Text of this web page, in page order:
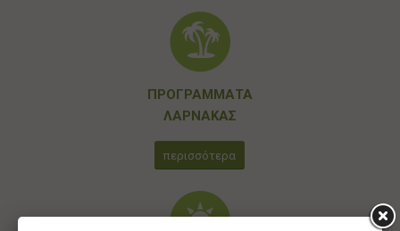
ΠΡΟΓΡΑΜΜΑΤΑ
ΛΑΡΝΑΚΑΣ
περισσότερα